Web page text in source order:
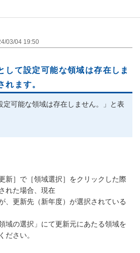
03/04 19:50
して設定可能な領域は存在しま
れます。
定可能な領域は存在しません。」と表
新］で［領域選択］をクリックした際
れた場合、現在
、更新先（新年度）が選択されている
域の選択」にて更新元にあたる領域を
ださい。